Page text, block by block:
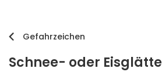
Gefahrzeichen
Schnee- oder Eisglätte